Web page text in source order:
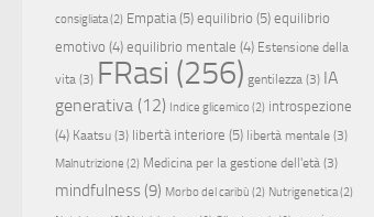
consigliata(2) Empatia(5) equilibrio (5) equilibrio
emotivo (4) equilibrio mentale (4) Estensione della
vita (3) FRasi (256) gentilezza (3) IA
generativa (12) Indice glicemico (2) introspezione
(4) Kaatsu (3) libertà interiore (5) libertà mentale (3)
Malnutrizione (2) Medicina per la gestione dell'età (3)
mindfulness (9) Morbo del caribù (2) Nutrigenetica(2)